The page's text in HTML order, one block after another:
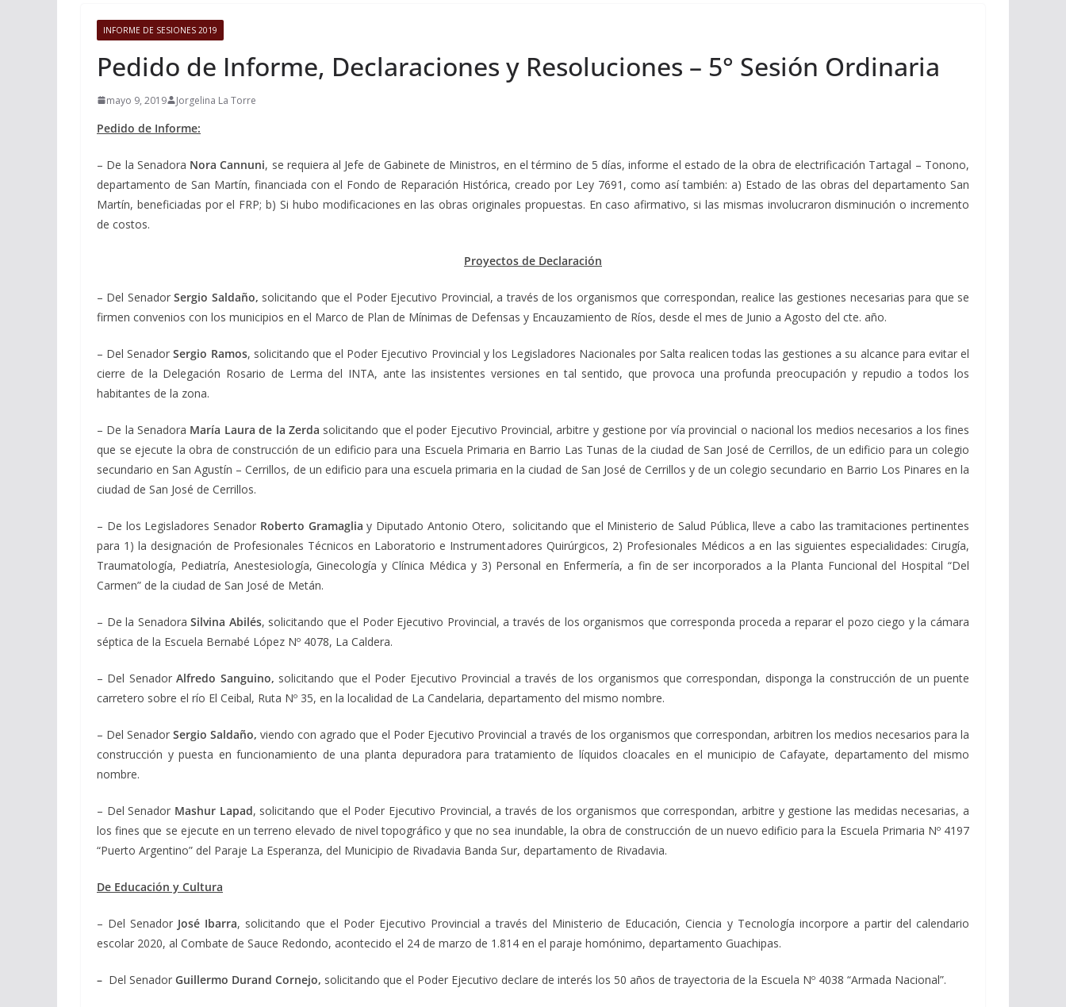
INFORME DE SESIONES 2019
Pedido de Informe, Declaraciones y Resoluciones – 5° Sesión Ordinaria
mayo 9, 2019 Jorgelina La Torre
Pedido de Informe:
– De la Senadora Nora Cannuni, se requiera al Jefe de Gabinete de Ministros, en el término de 5 días, informe el estado de la obra de electrificación Tartagal – Tonono,
departamento de San Martín, financiada con el Fondo de Reparación Histórica, creado por Ley 7691, como así también: a) Estado de las obras del departamento San
Martín, beneficiadas por el FRP; b) Si hubo modificaciones en las obras originales propuestas. En caso afirmativo, si las mismas involucraron disminución o incremento
de costos.
Proyectos de Declaración
– Del SenadorSergio Saldaño, solicitando que el Poder Ejecutivo Provincial, a través de los organismos que correspondan, realice las gestiones necesarias para que se
firmen convenios con los municipios en el Marco de Plan de Mínimas de Defensas y Encauzamiento de Ríos, desde el mes de Junio a Agosto del cte. año.
– Del SenadorSergio Ramos, solicitando que el Poder Ejecutivo Provincial y los Legisladores Nacionales por Salta realicen todas las gestiones a su alcance para evitar el
cierre de la Delegación Rosario de Lerma del INTA, ante las insistentes versiones en tal sentido, que provoca una profunda preocupación y repudio a todos los
habitantes de la zona.
– De la Senadora María Laura de la Zerda solicitando que el poder Ejecutivo Provincial, arbitre y gestione por vía provincial o nacional los medios necesarios a los fines
que se ejecute la obra de construcción de un edificio para una Escuela Primaria en Barrio Las Tunas de la ciudad de San José de Cerrillos, de un edificio para un colegio
secundario en San Agustín – Cerrillos, de un edificio para una escuela primaria en la ciudad de San José de Cerrillos y de un colegio secundario en Barrio Los Pinares en la
ciudad de San José de Cerrillos.
– De los Legisladores Senador Roberto Gramagliay Diputado Antonio Otero, solicitando que el Ministerio de Salud Pública, lleve a cabo las tramitaciones pertinentes
para 1) la designación de Profesionales Técnicos en Laboratorio e Instrumentadores Quirúrgicos, 2) Profesionales Médicos a en las siguientes especialidades: Cirugía,
Traumatología, Pediatría, Anestesiología, Ginecología y Clínica Médica y 3) Personal en Enfermería, a fin de ser incorporados a la Planta Funcional del Hospital “Del
Carmen” de la ciudad de San José de Metán.
– De la Senadora Silvina Abilés, solicitando que el Poder Ejecutivo Provincial, a través de los organismos que corresponda proceda a reparar el pozo ciego y la cámara
séptica de la Escuela Bernabé López Nº 4078, La Caldera.
– Del SenadorAlfredo Sanguino, solicitando que el Poder Ejecutivo Provincial a través de los organismos que correspondan, disponga la construcción de un puente
carretero sobre el río El Ceibal, Ruta Nº 35, en la localidad de La Candelaria, departamento del mismo nombre.
– Del SenadorSergio Saldaño,viendo con agrado que el Poder Ejecutivo Provincial a través de los organismos que correspondan, arbitren los medios necesarios para la
construcción y puesta en funcionamiento de una planta depuradora para tratamiento de líquidos cloacales en el municipio de Cafayate, departamento del mismo
nombre.
– Del Senador Mashur Lapad, solicitando que el Poder Ejecutivo Provincial, a través de los organismos que correspondan, arbitre y gestione las medidas necesarias, a
los fines que se ejecute en un terreno elevado de nivel topográfico y que no sea inundable, la obra de construcción de un nuevo edificio para la Escuela Primaria Nº 4197
“Puerto Argentino” del Paraje La Esperanza, del Municipio de Rivadavia Banda Sur, departamento de Rivadavia.
De Educación y Cultura
– Del Senador José Ibarra, solicitando que el Poder Ejecutivo Provincial a través del Ministerio de Educación, Ciencia y Tecnología incorpore a partir del calendario
escolar 2020, al Combate de Sauce Redondo, acontecido el 24 de marzo de 1.814 en el paraje homónimo, departamento Guachipas.
– Del Senador Guillermo Durand Cornejo, solicitando que el Poder Ejecutivo declare de interés los 50 años de trayectoria de la Escuela Nº 4038 “Armada Nacional”.